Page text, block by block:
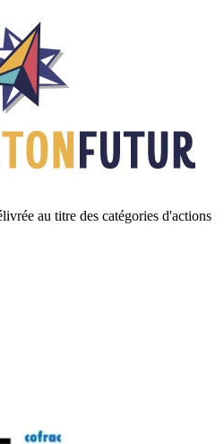
au titre des catégories d'actions